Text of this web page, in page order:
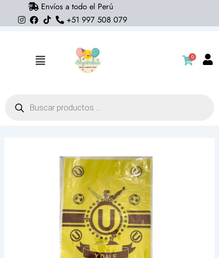
Envíos a todo el Perú
+51 997 508 079
Flyout
0
productos